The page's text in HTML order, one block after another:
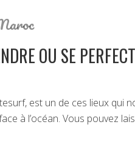
OU SE
est un de ces lieux qui
à l’océan. Vous pouvez